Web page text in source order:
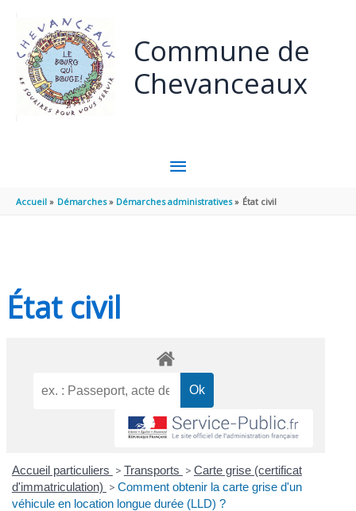
Commune de
Chevanceaux
MENU
PRINCIPAL
Accueil Démarches Démarches administratives État civil
État civil
Accueil particuliers > Transports > Carte grise (certificat
d'immatriculation) > Comment obtenir la carte grise d'un
véhicule en location longue durée (LLD) ?